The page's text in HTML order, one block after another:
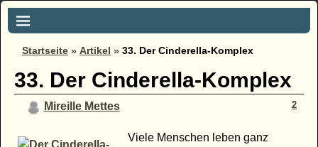
Startseite » Artikel » 33. Der Cinderella-Komplex
33. Der Cinderella-Komplex
Mireille Mettes 2
Viele Menschen leben ganz